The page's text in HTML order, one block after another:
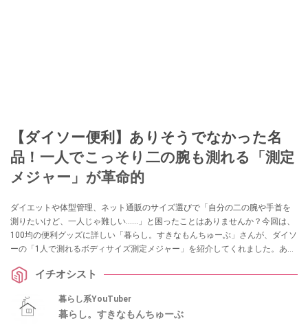
【ダイソー便利】ありそうでなかった名
品！一人でこっそり二の腕も測れる「測定
メジャー」が革命的
ダイエットや体型管理、ネット通販のサイズ選びで「自分の二の腕や手首を
測りたいけど、一人じゃ難しい……」と困ったことはありませんか？今回は、
100均の便利グッズに詳しい「暮らし。すきなもんちゅーぶ」さんが、ダイソ
ーの「1人で測れるボディサイズ測定メジャー」を紹介してくれました。あり
家に一台レベルの重宝アイテムです！
イチオシスト
暮らし系YouTuber
暮らし。すきなもんちゅーぶ